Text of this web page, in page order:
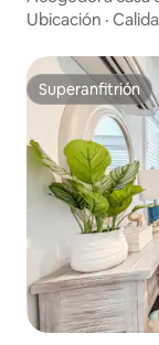
Ubicación ·
Superanfitrión
Superanfitrión